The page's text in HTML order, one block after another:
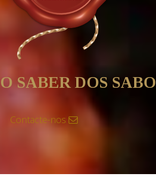
O SABER DOS
Contacte-nos